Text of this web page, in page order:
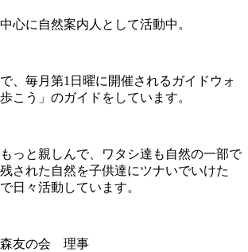
心に自然案内人として活動中。
、毎月第1日曜に開催されるガイドウォ
こう」のガイドをしています。
っと親しんで、ワタシ達も自然の一部で
された自然を子供達にツナいでいけた
日々活動しています。
森友の会 理事